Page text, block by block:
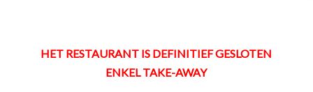
HET RESTAURANT IS DEFINITIEF GESLOTEN
ENKEL TAKE-AWAY